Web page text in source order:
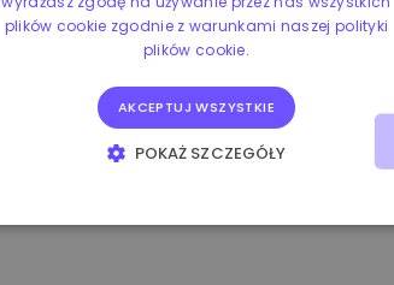
1.160000 € -3.00% 3.2B €
plików cookie zgodnie z warunkami naszej polityki
plików cookie.
AKCEPTUJ WSZYSTKIE
POKAŻ SZCZEGÓŁY